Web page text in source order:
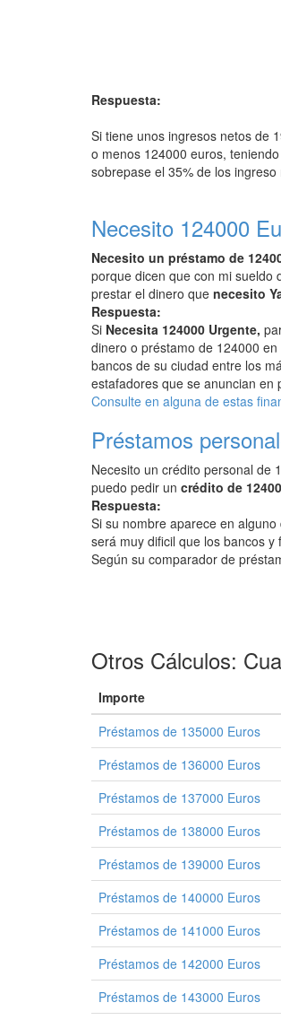
Respuesta:
Si tiene unos ingresos netos de
o menos 124000 euros,
sobrepase el 35% de los ingreso
Necesito 124000
Necesito un préstamo de
porque dicen que con mi sueldo
prestar el dinero que necesito
Respuesta:
Si Necesita 124000 Urgente,
dinero o préstamo de 124000
bancos de su ciudad entre los
estafadores que se anuncian en
Consulte en alguna de estas
Préstamos
Necesito un crédito personal de
puedo pedir un crédito de
Respuesta:
Si su nombre aparece en
será muy dificil que los bancos
Según su comparador de
Otros Cálculos:
Importe
Préstamos de 135000 Euros
Préstamos de 136000 Euros
Préstamos de 137000 Euros
Préstamos de 138000 Euros
Préstamos de 139000 Euros
Préstamos de 140000 Euros
Préstamos de 141000 Euros
Préstamos de 142000 Euros
Préstamos de 143000 Euros